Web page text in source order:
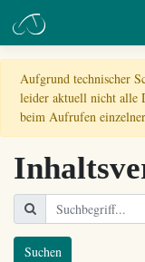
Aufgrund technischer
leider aktuell nicht alle
beim Aufrufen
Suchen